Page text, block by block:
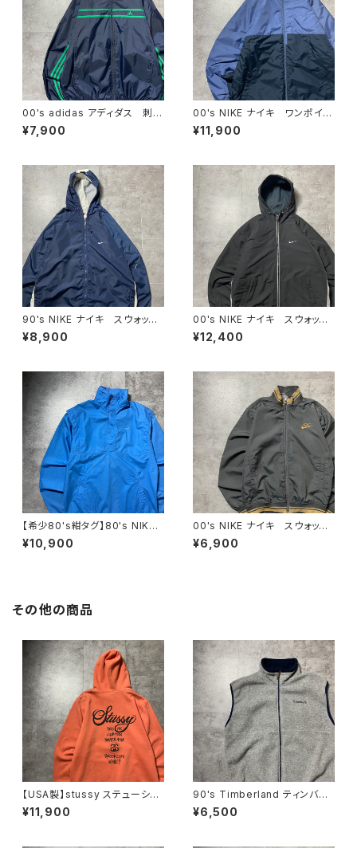
00's adidas アディダス 刺繍
ワンポイント パフォーマンスロ
ゴ ノーカラー ネイビー ナ
¥7,900
00's NIKE ナイキ ワンポイン
ト ラベルロゴ バイカラー
中綿 ナイロンジャケット
¥11,900
90's NIKE ナイキ スウォッシ
ュ 両面刺繍 ネイビー フー
ド ナイロンジャケット
¥8,900
00's NIKE ナイキ スウォッシ
ュ 刺繍ワンポイント フード
刺繍 ドローコード ブラッ
¥12,400
【希少80's紺タグ】80's NIKE
ナイキ 紺タグ スウォッシュ
刺繍ワンポイント スタンドカラ
¥10,900
00's NIKE ナイキ スウォッシ
ュ 刺繍ワンポイント ラインリ
ブ グレー 薄手 ナイロンジ
¥6,900
その他の商品
【USA製】stussy ステューシ
ー ワールドツアー バックプリ
ント オレンジ スウェット パ
¥11,900
90's Timberland ティンバー
ランド 刺繍ワンポイント グレ
ー フリースベスト
¥6,500